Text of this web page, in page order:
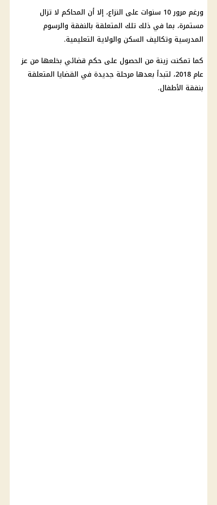
ورغم مرور 10 سنوات على النزاع، إلا أن المحاكم لا تزال
مستمرة، بما في ذلك تلك المتعلقة بالنفقة والرسوم
المدرسية وتكاليف السكن والولاية التعليمية.
كما تمكنت زينة من الحصول على حكم قضائي بخلعها من عز
عام 2018، لتبدأ بعدها مرحلة جديدة في القضايا المتعلقة
بنفقة الأطفال.